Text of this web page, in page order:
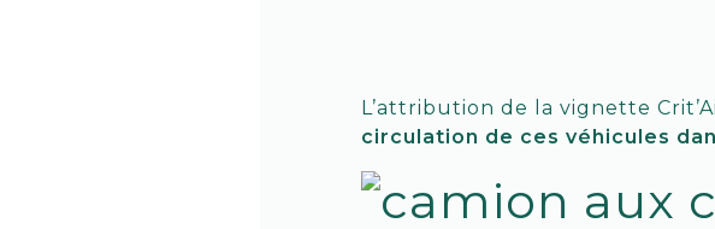
L’attribution de la vignette
circulation de ces véhicules